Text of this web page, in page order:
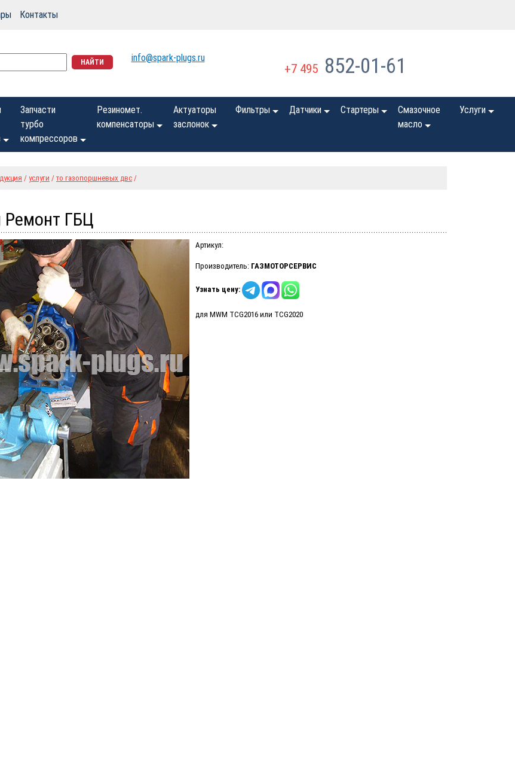
Контакты
info@spark-plugs.ru
+7 495 852-01-61
Запчасти
турбо
компрессоров
Резиномет.
компенсаторы
Актуаторы
заслонок
Фильтры Датчики Стартеры
Смазочное
масло
Услуги
/ услуги / то газопоршневых двс /
Ремонт ГБЦ
Артикул:
Производитель: ГАЗМОТОРСЕРВИС
Узнать цену:
для MWM TCG2016 или TCG2020